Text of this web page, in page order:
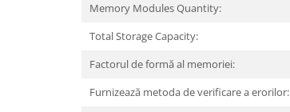
Memory Modules Quantity:
Total Storage Capacity:
Factorul de formă al memoriei:
Furnizează metoda de verificare a erorilor: